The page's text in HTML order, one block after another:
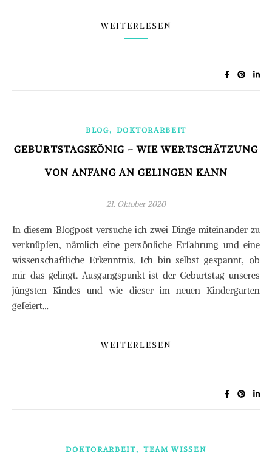
WEITERLESEN
BLOG, DOKTORARBEIT
GEBURTSTAGSKÖNIG – WIE WERTSCHÄTZUNG
VON ANFANG AN GELINGEN KANN
21. Oktober 2020
In diesem Blogpost versuche ich zwei Dinge miteinander zu
verknüpfen, nämlich eine persönliche Erfahrung und eine
wissenschaftliche Erkenntnis. Ich bin selbst gespannt, ob
mir das gelingt. Ausgangspunkt ist der Geburtstag unseres
jüngsten Kindes und wie dieser im neuen Kindergarten
gefeiert…
WEITERLESEN
DOKTORARBEIT, TEAM WISSEN